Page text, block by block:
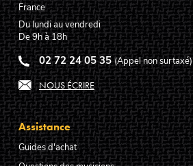
France
Du lundi au vendredi
De 9h à 18h
02 72 24 05 35 (Appel non surtaxé)
NOUS ÉCRIRE
Assistance
Guides d'achat